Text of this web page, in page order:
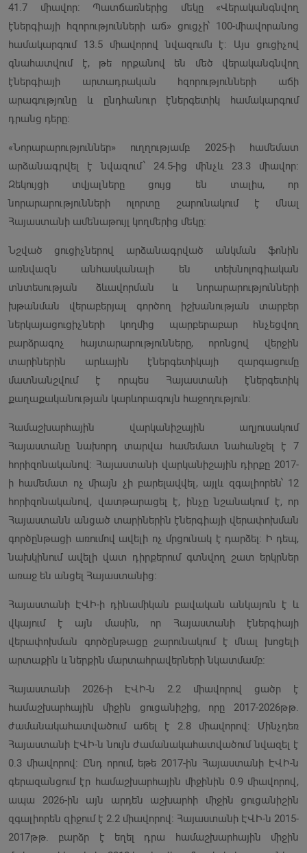
41.7 միավոր։ Պատճառներից մեկը «Վերականգնվող
էներգիայի հզորությունների աճ» ցուցչի՝ 100-միավորանոց
համակարգում 13.5 միավորով նվազումն է։ Այս ցուցիչով
գնահատվում է, թե որքանով են մեծ վերականգնվող
էներգիայի արտադրական հզորությունների աճի
արագությունը և ընդհանուր էներգետիկ համակարգում
դրանց դերը։
«Նորարարություններ» ուղղությամբ 2025-ի համեմատ
արձանագրվել է նվազում՝ 24.5-ից մինչև 23.3 միավոր։
Զեկույցի տվյալները ցույց են տալիս, որ
նորարարությունների ոլորտը շարունակում է մնալ
Հայաստանի ամենաթույլ կողմերից մեկը։
Նշված ցուցիչներով արձանագրված անկման ֆոնին
առնվազն անհասկանալի են տեխնոլոգիական
տնտեսության ձևավորման և նորարարությունների
խթանման վերաբերյալ գործող իշխանության տարբեր
ներկայացուցիչների կողմից պարբերաբար հնչեցվող
բարձրագոչ հայտարարությունները, որոնցով վերջին
տարիներին արևային էներգետիկայի զարգացումը
մատնանշվում է որպես Հայաստանի էներգետիկ
քաղաքականության կարևորագույն հաջողություն:
Համաշխարհային վարկանիշային աղյուսակում
Հայաստանը նախորդ տարվա համեմատ նահանջել է 7
հորիզոնականով։ Հայաստանի վարկանիշային դիրքը 2017-
ի համեմատ ոչ միայն չի բարելավվել, այլև զգալիորեն՝ 12
հորիզոնականով, վատթարացել է, ինչը նշանակում է, որ
Հայաստանն անցած տարիներին էներգիայի վերափոխման
գործընթացի առումով ավելի ոչ մրցունակ է դարձել: Ի դեպ,
նախկինում ավելի վատ դիրքերում գտնվող շատ երկրներ
առաջ են անցել Հայաստանից։
Հայաստանի ԷՎԻ-ի դինամիկան բավական անկայուն է և
վկայում է այն մասին, որ Հայաստանի էներգիայի
վերափոխման գործընթացը շարունակում է մնալ խոցելի
արտաքին և ներքին մարտահրավերների նկատմամբ։
Հայաստանի 2026-ի ԷՎԻ-ն 2.2 միավորով ցածր է
համաշխարհային միջին ցուցանիշից, որը 2017-2026թթ.
ժամանակահատվածում աճել է 2.8 միավորով։ Մինչդեռ
Հայաստանի ԷՎԻ-ն նույն ժամանակահատվածում նվազել է
0.3 միավորով։ Ընդ որում, եթե 2017-ին Հայաստանի ԷՎԻ-ն
գերազանցում էր համաշխարհային միջինին 0.9 միավորով,
ապա 2026-ին այն արդեն աշխարհի միջին ցուցանիշին
զգալիորեն զիջում է 2.2 միավորով։ Հայաստանի ԷՎԻ-ն 2015-
2017թթ. բարձր է եղել դրա համաշխարհային միջին